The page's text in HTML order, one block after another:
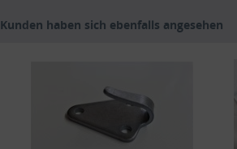
Kunden haben sich ebenfalls angesehen